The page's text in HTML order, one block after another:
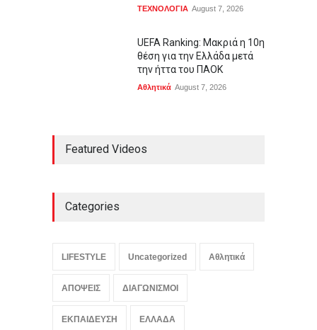
ΤΕΧΝΟΛΟΓΙΑ August 7, 2026
UEFA Ranking: Μακριά η 10η
θέση για την Ελλάδα μετά
την ήττα του ΠΑΟΚ
Αθλητικά August 7, 2026
Featured Videos
Categories
LIFESTYLE Uncategorized Αθλητικά
ΑΠΟΨΕΙΣ ΔΙΑΓΩΝΙΣΜΟΙ
ΕΚΠΑΙΔΕΥΣΗ ΕΛΛΑΔΑ